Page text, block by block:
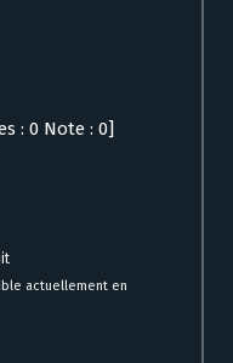
: 0 Note : 0]
actuellement en